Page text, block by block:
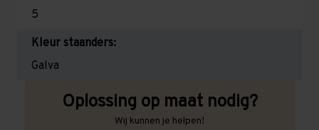
5
Kleur staanders:
Galva
Oplossing op maat nodig?
Wij kunnen je helpen!